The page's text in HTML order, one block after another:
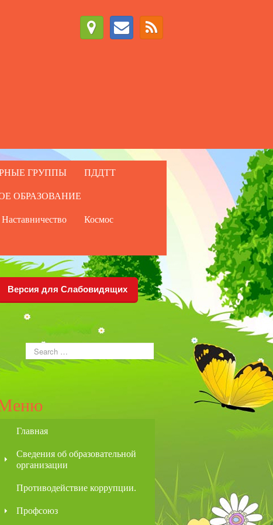
ГРУППЫ ПДДТТ
ОБРАЗОВАНИЕ
Наставничество Космос
Версия для Слабовидящих
Главная
Сведения об образовательной
организации
Противодействие коррупции.
Профсоюз